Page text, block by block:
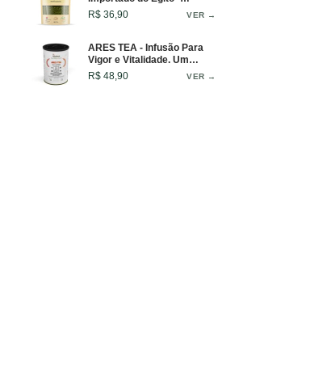
Infusão Refrescante - 100g
R$ 36,90 VER →
ARES TEA - Infusão Para
Vigor e Vitalidade. Um
Blend Que Inspira Equilíbrio
e Força em Cada Gole -
R$ 48,90 VER →